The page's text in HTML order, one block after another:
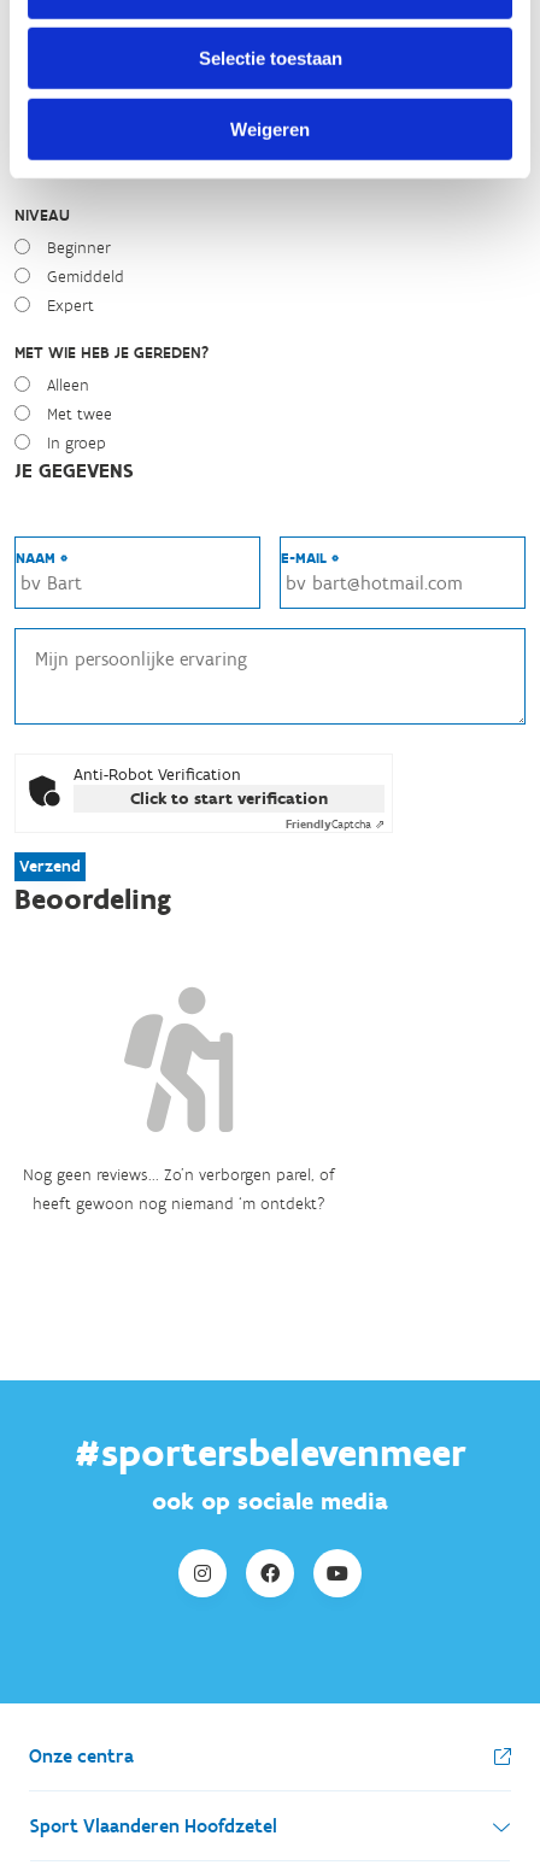
Selectie toestaan
Weigeren
WEER
NIVEAU
Beginner
Gemiddeld
Expert
MET WIE HEB JE GEREDEN?
Alleen
Met twee
In groep
JE GEGEVENS
NAAM * E-MAIL *
Anti-Robot Verification
Click to start verification
FriendlyCaptcha ⇗
Verzend
Beoordeling
Nog geen reviews... Zo’n verborgen parel, of
heeft gewoon nog niemand ‘m ontdekt?
#sportersbelevenmeer
ook op sociale media
Onze centra
Sport Vlaanderen Hoofdzetel